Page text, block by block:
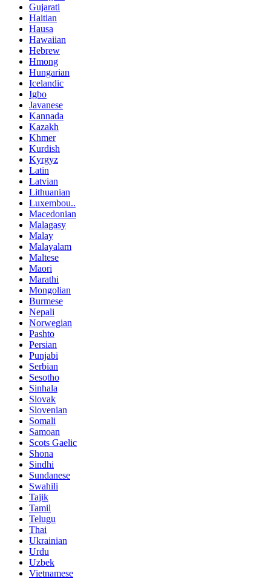
Gujarati
Haitian
Hausa
Hawaiian
Hebrew
Hmong
Hungarian
Icelandic
Igbo
Javanese
Kannada
Kazakh
Khmer
Kurdish
Kyrgyz
Latin
Latvian
Lithuanian
Luxembou..
Macedonian
Malagasy
Malay
Malayalam
Maltese
Maori
Marathi
Mongolian
Burmese
Nepali
Norwegian
Pashto
Persian
Punjabi
Serbian
Sesotho
Sinhala
Slovak
Slovenian
Somali
Samoan
Scots Gaelic
Shona
Sindhi
Sundanese
Swahili
Tajik
Tamil
Telugu
Thai
Ukrainian
Urdu
Uzbek
Vietnamese